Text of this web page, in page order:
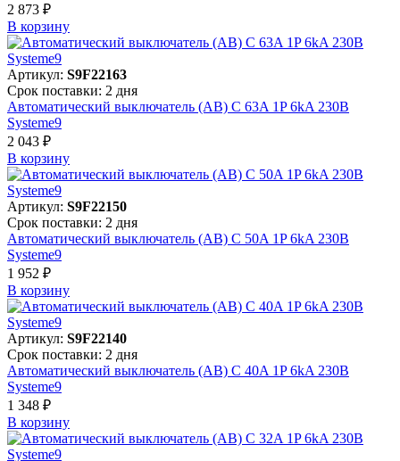
2 873 ₽
В корзинy
Артикул: S9F22163
Срок поставки: 2 дня
Автоматический выключатель (АВ) C 63A 1P 6kA 230В
Systeme9
2 043 ₽
В корзинy
Артикул: S9F22150
Срок поставки: 2 дня
Автоматический выключатель (АВ) C 50A 1P 6kA 230В
Systeme9
1 952 ₽
В корзинy
Артикул: S9F22140
Срок поставки: 2 дня
Автоматический выключатель (АВ) C 40A 1P 6kA 230В
Systeme9
1 348 ₽
В корзинy